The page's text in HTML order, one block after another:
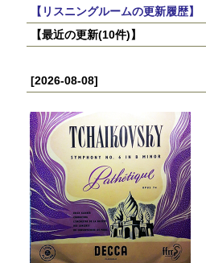
【リスニングルームの更新履歴】
【最近の更新(10件)】
[2026-08-08]